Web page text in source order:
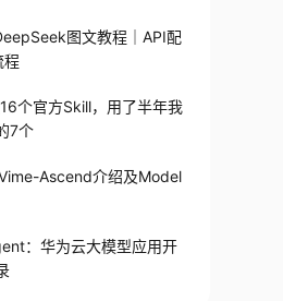
图文教程｜API配
程
个官方Skill，用了半年我
7个
Ascend介绍及Model
：华为云大模型应用开